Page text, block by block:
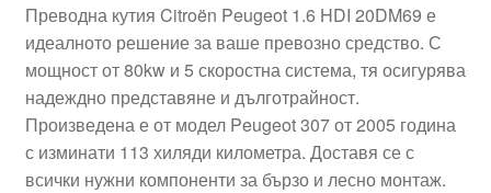
Преводна кутия Citroën Peugeot 1.6 HDI 20DM69 е
идеалното решение за ваше превозно средство. С
мощност от 80kw и 5 скоростна система, тя осигурява
надеждно представяне и дълготрайност.
Произведена е от модел Peugeot 307 от 2005 година
с изминати 113 хиляди километра. Доставя се с
всички нужни компоненти за бързо и лесно монтаж.